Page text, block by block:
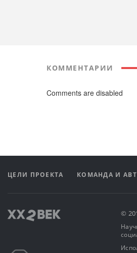
КОММЕНТАРИИ
Comments are disabled
ЦЕЛИ ПРОЕКТА КОМАНДА И
©